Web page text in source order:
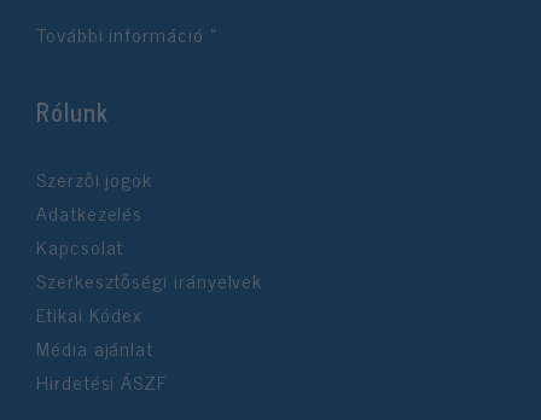
További információ »
Rólunk
Szerzői jogok
Adatkezelés
Kapcsolat
Szerkesztőségi irányelvek
Etikai Kódex
Média ajánlat
Hirdetési ÁSZF